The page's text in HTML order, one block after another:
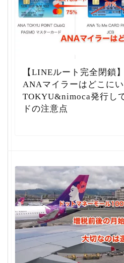
【LINEルート完全閉鎖
ANAマイラーはどこにい
TOKYU&nimoca発行し
ドの注意点